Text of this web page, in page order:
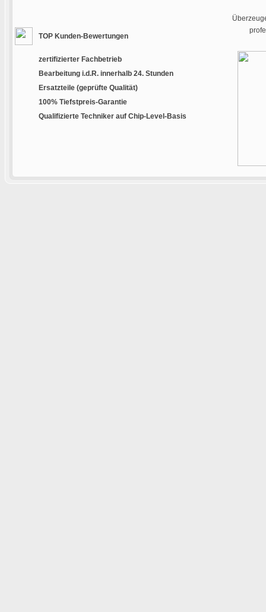
TOP Kunden-Bewertungen
zertifizierter Fachbetrieb
Bearbeitung i.d.R. innerhalb 24. Stunden
Ersatzteile (geprüfte Qualität)
100% Tiefstpreis-Garantie
Qualifizierte Techniker auf Chip-Level-Basis